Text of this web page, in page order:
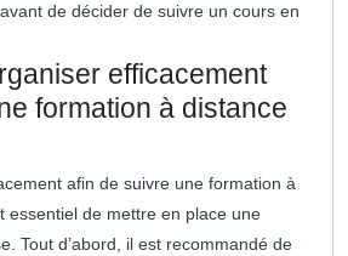
de décider de suivre un cours en
efficacement
formation à distance
afin de suivre une formation à
essentiel de mettre en place une
Tout d’abord, il est recommandé de